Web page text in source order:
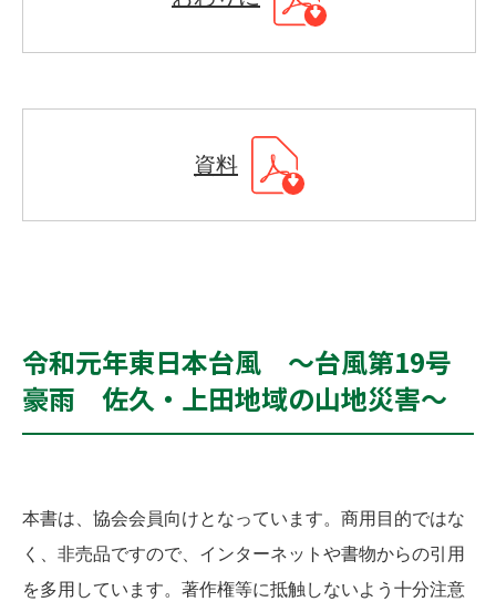
資料
令和元年東日本台風 ～台風第19号
豪雨 佐久・上田地域の山地災害～
本書は、協会会員向けとなっています。商用目的ではな
く、非売品ですので、インターネットや書物からの引用
を多用しています。著作権等に抵触しないよう十分注意